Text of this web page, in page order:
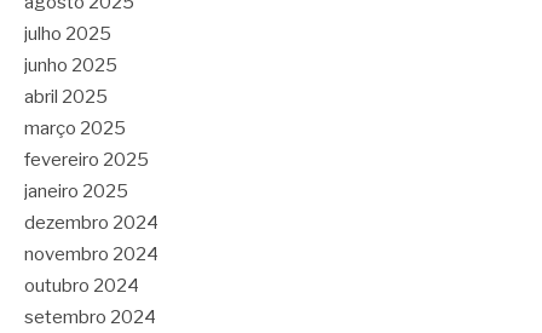
julho 2025
junho 2025
abril 2025
março 2025
fevereiro 2025
janeiro 2025
dezembro 2024
novembro 2024
outubro 2024
setembro 2024